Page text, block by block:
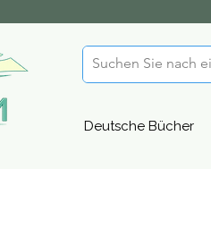
Deutsche Bücher